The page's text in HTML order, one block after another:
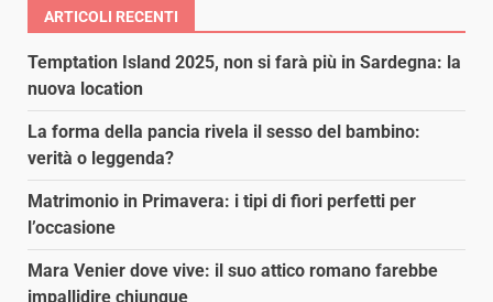
ARTICOLI RECENTI
Temptation Island 2025, non si farà più in Sardegna: la
nuova location
La forma della pancia rivela il sesso del bambino:
verità o leggenda?
Matrimonio in Primavera: i tipi di fiori perfetti per
l’occasione
Mara Venier dove vive: il suo attico romano farebbe
impallidire chiunque